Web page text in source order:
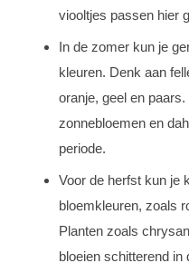
viooltjes passen hier
In de zomer kun je
kleuren. Denk aan
oranje, geel en
zonnebloemen en
periode.
Voor de herfst kun je
bloemkleuren, zoals
Planten zoals
bloeien schitterend in